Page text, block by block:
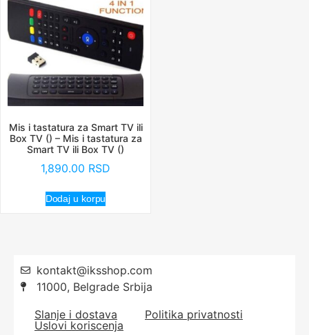
Mis i tastatura za Smart TV ili
Box TV () – Mis i tastatura za
Smart TV ili Box TV ()
1,890.00 RSD
Dodaj u korpu
kontakt@iksshop.com
11000, Belgrade Srbija
Slanje i dostava
Politika privatnosti
Uslovi koriscenja